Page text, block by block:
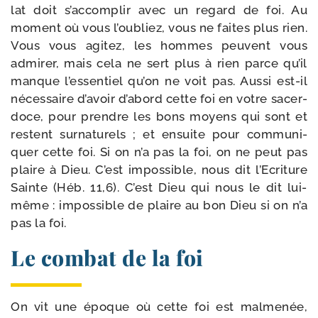
lat doit s’accomplir avec un regard de foi. Au
moment où vous l’ou­bliez, vous ne faites plus rien.
Vous vous agi­tez, les hommes peuvent vous
admi­rer, mais cela ne sert plus à rien parce qu’il
manque l’es­sen­tiel qu’on ne voit pas. Aussi est-​il
néces­saire d’a­voir d’a­bord cette foi en votre sacer­
doce, pour prendre les bons moyens qui sont et
res­tent sur­na­tu­rels ; et ensuite pour com­mu­ni­
quer cette foi. Si on n’a pas la foi, on ne peut pas
plaire à Dieu. C’est impos­sible, nous dit l’Ecriture
Sainte (Héb. 11,6). C’est Dieu qui nous le dit lui-​
même : impos­sible de plaire au bon Dieu si on n’a
pas la foi.
Le combat de la foi
On vit une époque où cette foi est mal­me­née,